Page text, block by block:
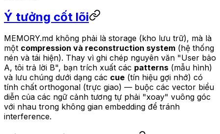
Ý tưởng cốt lõi
MEMORY.md không phải là storage (kho lưu trữ), mà là
một compression và reconstruction system (hệ thống
nén và tái hiện). Thay vì ghi chép nguyên văn "User bảo
A, tôi trả lời B", bạn trích xuất các patterns (mẫu hình)
và lưu chúng dưới dạng các cue (tín hiệu gợi nhớ) có
tính chất orthogonal (trực giao) — buộc các vector biểu
diễn của các ngữ cảnh tương tự phải "xoay" vuông góc
với nhau trong không gian embedding để tránh
interference.